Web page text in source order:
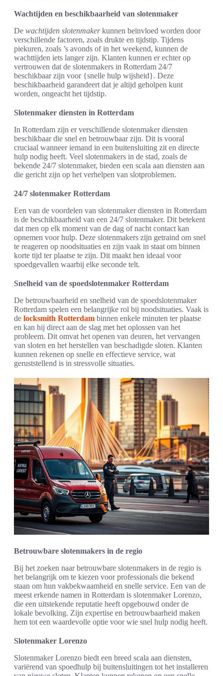
Wachtijden en beschikbaarheid van slotenmaker
De wachtijden slotenmakerkunnen beïnvloed worden door
verschillende factoren, zoals drukte en tijdstip. Tijdens
piekuren, zoals ’s avonds of in het weekend, kunnen de
wachttijden iets langer zijn. Klanten kunnen er echter op
vertrouwen dat de slotenmakers in Rotterdam 24/7
beschikbaar zijn voor {snelle hulp wijsheid}. Deze
beschikbaarheid garandeert dat je altijd geholpen kunt
worden, ongeacht het tijdstip.
Slotenmaker diensten in Rotterdam
In Rotterdam zijn er verschillende slotenmaker diensten
beschikbaar die snel en betrouwbaar zijn. Dit is vooral
cruciaal wanneer iemand in een buitensluiting zit en directe
hulp nodig heeft. Veel slotenmakers in de stad, zoals de
bekende 24/7 slotenmaker, bieden een scala aan diensten aan
die gericht zijn op het verhelpen van slotproblemen.
24/7 slotenmaker Rotterdam
Een van de voordelen van slotenmaker diensten in Rotterdam
is de beschikbaarheid van een 24/7 slotenmaker. Dit betekent
dat men op elk moment van de dag of nacht contact kan
opnemen voor hulp. Deze slotenmakers zijn getraind om snel
te reageren op noodsituaties en zijn vaak in staat om binnen
korte tijd ter plaatse te zijn. Dit maakt hen ideaal voor
spoedgevallen waarbij elke seconde telt.
Snelheid van de spoedslotenmaker Rotterdam
De betrouwbaarheid en snelheid van de spoedslotenmaker
Rotterdam spelen een belangrijke rol bij noodsituaties. Vaak is
de locksmith Rotterdam binnen enkele minuten ter plaatse
en kan hij direct aan de slag met het oplossen van het
probleem. Dit omvat het openen van deuren, het vervangen
van sloten en het herstellen van beschadigde sloten. Klanten
kunnen rekenen op snelle en effectieve service, wat
geruststellend is in stressvolle situaties.
Betrouwbare slotenmakers in de regio
Bij het zoeken naar betrouwbare slotenmakers in de regio is
het belangrijk om te kiezen voor professionals die bekend
staan om hun vakbekwaamheid en snelle service. Een van de
meest erkende namen in Rotterdam is slotenmaker Lorenzo,
die een uitstekende reputatie heeft opgebouwd onder de
lokale bevolking. Zijn expertise en betrouwbaarheid maken
hem tot een waardevolle optie voor wie snel hulp nodig heeft.
Slotenmaker Lorenzo
Slotenmaker Lorenzo biedt een breed scala aan diensten,
variërend van spoedhulp bij buitensluitingen tot het installeren